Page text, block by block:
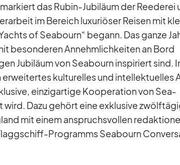
das Ru­bin-Ju­bi­läum der Ree­de­rei
im Be­reich lu­xu­riö­ser Rei­sen mit
of Sea­bourn“ be­gann. Das ganze
be­son­de­ren An­nehm­lich­kei­ten an Bord
Ju­bi­läum von Sea­bourn in­spi­riert sind.
er­wei­ter­tes kul­tu­rel­les und in­tel­lek­tu­el­les
ein­zig­ar­tige Ko­ope­ra­tion von Sea­
Dazu ge­hört eine ex­klu­sive
mit ei­nem an­spruchs­vol­len
Pro­gramms Sea­bourn